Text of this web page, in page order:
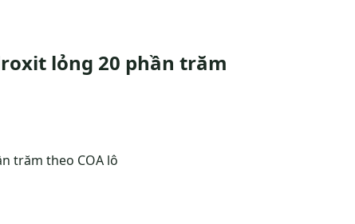
lỏng 20 phần trăm
trăm theo COA lô